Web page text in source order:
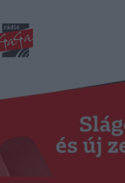
RÁDIÓ GAGA
Műsorok
Duma Duba
Podcast és videók
Stáb